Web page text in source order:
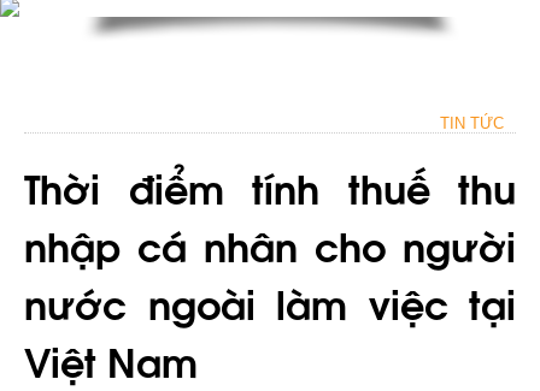
TIN TỨC
Thời điểm tính thuế thu
nhập cá nhân cho người
nước ngoài làm việc tại
Việt Nam